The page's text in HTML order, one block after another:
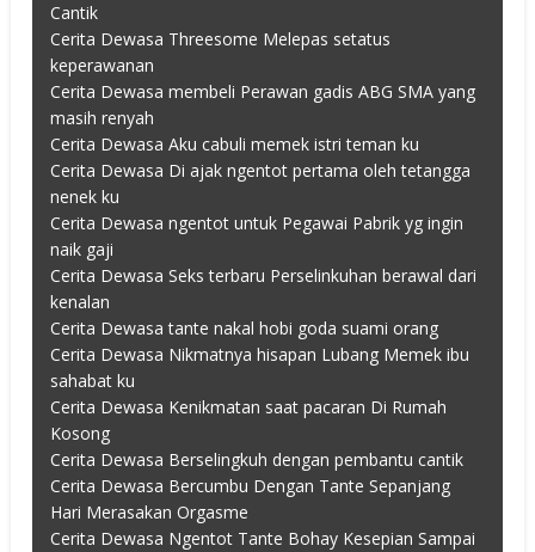
Cantik
Cerita Dewasa Threesome Melepas setatus
keperawanan
Cerita Dewasa membeli Perawan gadis ABG SMA yang
masih renyah
Cerita Dewasa Aku cabuli memek istri teman ku
Cerita Dewasa Di ajak ngentot pertama oleh tetangga
nenek ku
Cerita Dewasa ngentot untuk Pegawai Pabrik yg ingin
naik gaji
Cerita Dewasa Seks terbaru Perselinkuhan berawal dari
kenalan
Cerita Dewasa tante nakal hobi goda suami orang
Cerita Dewasa Nikmatnya hisapan Lubang Memek ibu
sahabat ku
Cerita Dewasa Kenikmatan saat pacaran Di Rumah
Kosong
Cerita Dewasa Berselingkuh dengan pembantu cantik
Cerita Dewasa Bercumbu Dengan Tante Sepanjang
Hari Merasakan Orgasme
Cerita Dewasa Ngentot Tante Bohay Kesepian Sampai